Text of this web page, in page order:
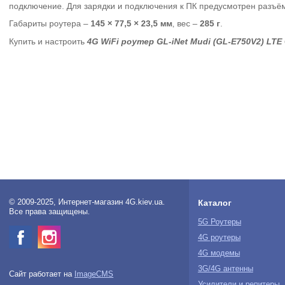
подключение. Для зарядки и подключения к ПК предусмотрен
Габариты роутера – 145 × 77,5 × 23,5 мм, вес – 285 г.
Купить и настроить 4G WiFi роутер GL-iNet Mudi (GL-E750V2) LTE
© 2009-2025, Интернет-магазин 4G.kiev.ua.
Все права защищены.
Сайт работает на ImageCMS
Каталог
5G Роутеры
4G роутеры
4G модемы
3G/4G антенны